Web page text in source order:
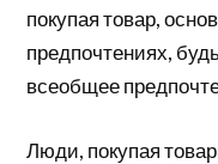
покупая товар,
предпочтениях,
всеобщее
Люди, покупая